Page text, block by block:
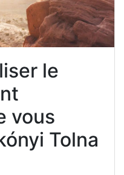
le
vous
Tolna